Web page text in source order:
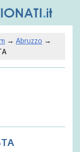
→ Abruzzo →